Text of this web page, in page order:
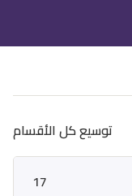
توسيع كل الأقسام
17